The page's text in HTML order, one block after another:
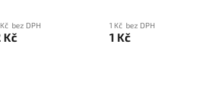
bez DPH
Kč
1 Kč bez DPH
1 Kč